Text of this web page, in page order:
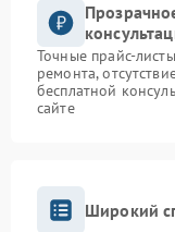
Точные прайс-
ремонта,
бесплатной
сайте
Широкий